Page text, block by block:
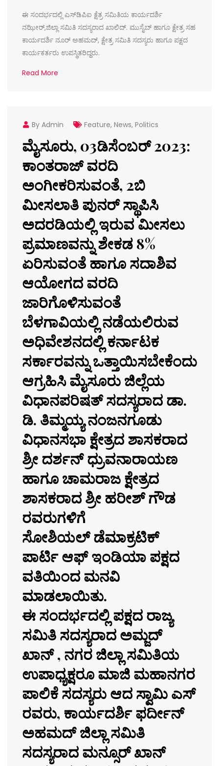
ಈ ಸಂದರ್ಭದಲ್ಲಿ ಎಸ್‌ಡಿಪಿಐ ಕ್ಷೆತ್ರ ಸಮಿತಿಯ ಕಾರ್ಯದರ್ಶಿ
ನಝೀರ್,ಜಿಲ್ಲಾ ಸಮಿತಿ ಸದಸ್ಯರಾದ ಖಾಲಿದ್. ಮುಸೈಬ್ ಹಾಗೂ ಕ್ಷೇತ್ರ ಸಹ
ಕಾರ್ಯದರ್ಶಿ ನೂರ್ ಅಹಮದ್, ಕ್ಷೇತ್ರ ಸಮಿತಿ ಸದಸ್ಯರು ಹಾಗೂ ಪಕ್ಷದ
ಕಾರ್ಯಕರ್ತರು ಉಪಸ್ಥಿತರಿದ್ದರು.
Read More
By Admin Feature, News, Politics
ಮೈಸೂರು, 03ಡಿಸೆಂಬರ್ 2023:
ಕಾಂತರಾಜ್ ವರದಿ
ಅಂಗೀಕರಿಸುವಂತೆ, 2ಬಿ
ಮೀಸಲಾತಿ ಪುನರ್ ಸ್ಥಾಪಿಸಿ
ಅದರಡಿಯಲ್ಲಿ ಇರುವ ಮೀಸಲು
ಪ್ರಮಾಣವನ್ನು ಶೇಕಡ 8%
ಏರಿಸುವಂತೆ ಹಾಗೂ ಸದಾಶಿವ
ಆಯೋಗದ ವರದಿ
ಜಾರಿಗೊಳಿಸುವಂತೆ
ಬೆಳಗಾವಿಯಲ್ಲಿ ನಡೆಯಲಿರುವ
ಅಧಿವೇಶನದಲ್ಲಿ ಕರ್ನಾಟಕ
ಸರ್ಕಾರವನ್ನು ಒತ್ತಾಯಿಸಬೇಕೆಂದು
ಆಗ್ರಹಿಸಿ ಮೈಸೂರು ಜಿಲ್ಲೆಯ
ವಿಧಾನಪರಿಷತ್ ಸದಸ್ಯರಾದ ಡಾ.
ಡಿ. ತಿಮ್ಮಯ್ಯ ನಂಜನಗೂಡು
ವಿಧಾನಸಭಾ ಕ್ಷೇತ್ರದ ಶಾಸಕರಾದ
ಶ್ರೀ ದರ್ಶನ್ ಧ್ರುವನಾರಾಯಣ
ಹಾಗೂ ಚಾಮರಾಜ ಕ್ಷೇತ್ರದ
ಶಾಸಕರಾದ ಶ್ರೀ ಹರೀಶ್ ಗೌಡ
ರವರುಗಳಿಗೆ
ಸೋಶಿಯಲ್ ಡೆಮಾಕ್ರಟಿಕ್
ಪಾರ್ಟಿ ಆಫ್ ಇಂಡಿಯಾ ಪಕ್ಷದ
ವತಿಯಿಂದ ಮನವಿ
ಮಾಡಲಾಯಿತು.
ಈ ಸಂದರ್ಭದಲ್ಲಿ ಪಕ್ಷದ ರಾಜ್ಯ
ಸಮಿತಿ ಸದಸ್ಯರಾದ ಅಮ್ಜದ್
ಖಾನ್ , ನಗರ ಜಿಲ್ಲಾ ಸಮಿತಿಯ
ಉಪಾಧ್ಯಕ್ಷರೂ ಮಾಜಿ ಮಹಾನಗರ
ಪಾಲಿಕೆ ಸದಸ್ಯರು ಆದ ಸ್ವಾಮಿ ಎಸ್
ರವರು, ಕಾರ್ಯದರ್ಶಿ ಫರ್ದೀನ್
ಅಹಮದ್ ಜಿಲ್ಲಾ ಸಮಿತಿ
ಸದಸ್ಯರಾದ ಮನ್ಸೂರ್ ಖಾನ್